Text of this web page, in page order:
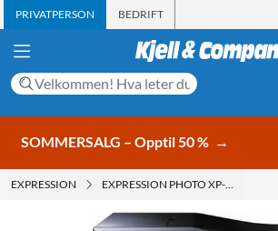
PRIVATPERSON BEDRIFT
SOMMERSALG – Opptil 50 % →
EXPRESSION EXPRESSION PHOTO XP-860